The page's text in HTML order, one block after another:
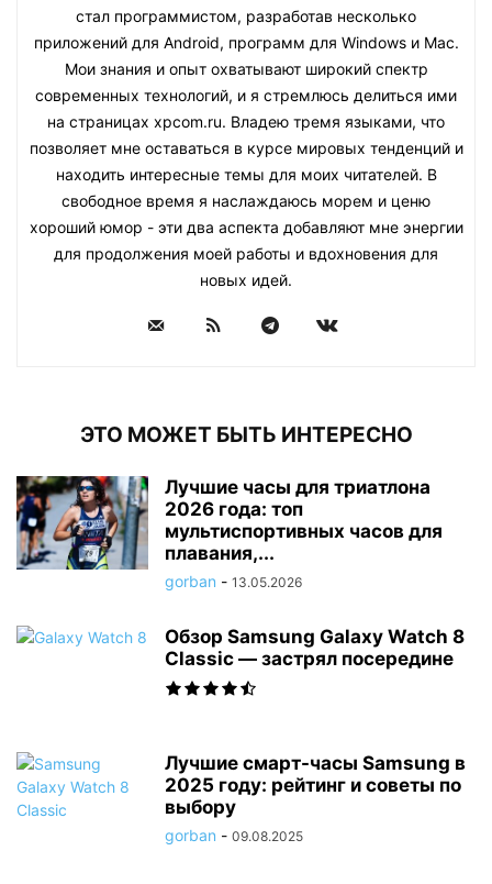
стал программистом, разработав несколько
приложений для Android, программ для Windows и Mac.
Мои знания и опыт охватывают широкий спектр
современных технологий, и я стремлюсь делиться ими
на страницах xpcom.ru. Владею тремя языками, что
позволяет мне оставаться в курсе мировых тенденций и
находить интересные темы для моих читателей. В
свободное время я наслаждаюсь морем и ценю
хороший юмор - эти два аспекта добавляют мне энергии
для продолжения моей работы и вдохновения для
новых идей.
ЭТО МОЖЕТ БЫТЬ ИНТЕРЕСНО
Лучшие часы для триатлона
2026 года: топ
мультиспортивных часов для
плавания,...
gorban - 13.05.2026
Обзор Samsung Galaxy Watch 8
Classic — застрял посередине
Лучшие смарт-часы Samsung в
2025 году: рейтинг и советы по
выбору
gorban - 09.08.2025